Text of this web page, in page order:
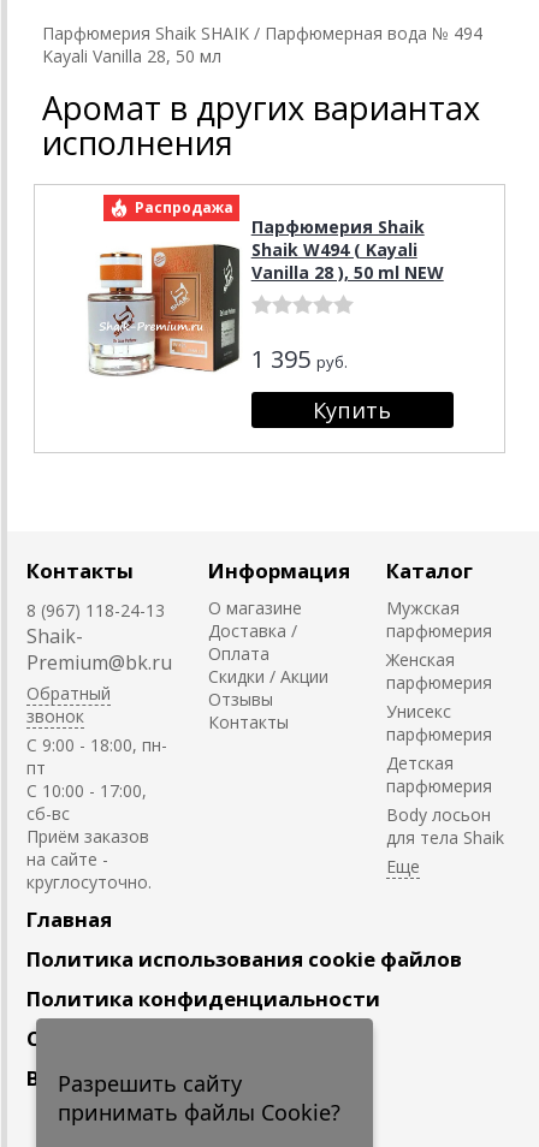
Парфюмерия Shaik SHAIK / Парфюмерная вода № 494
Kayali Vanilla 28, 50 мл
Аромат в других вариантах
исполнения
Распродажа
Парфюмерия Shaik
Shaik W494 ( Kayali
Vanilla 28 ), 50 ml NEW
1 395 руб.
Контакты
8 (967) 118-24-13
Shaik-
Premium@bk.ru
Обратный
звонок
C 9:00 - 18:00, пн-
пт
С 10:00 - 17:00,
сб-вс
Приём заказов
на сайте -
круглосуточно.
Информация
О магазине
Доставка /
Оплата
Скидки / Акции
Отзывы
Контакты
Каталог
Мужская
парфюмерия
Женская
парфюмерия
Унисекс
парфюмерия
Детская
парфюмерия
Body лосьон
для тела Shaik
Главная
Политика использования cookie файлов
Политика конфиденциальности
Сотрудничество
Вакансии
Подпишитесь
Разрешить сайту
принимать файлы Cookie?